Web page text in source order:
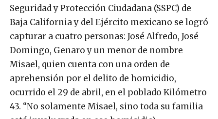
Seguridad y Protección Ciudadana (SSPC) de
Baja California y del Ejército mexicano se logró
capturar a cuatro personas: José Alfredo, José
Domingo, Genaro y un menor de nombre
Misael, quien cuenta con una orden de
aprehensión por el delito de homicidio,
ocurrido el 29 de abril, en el poblado Kilómetro
43. “No solamente Misael, sino toda su familia